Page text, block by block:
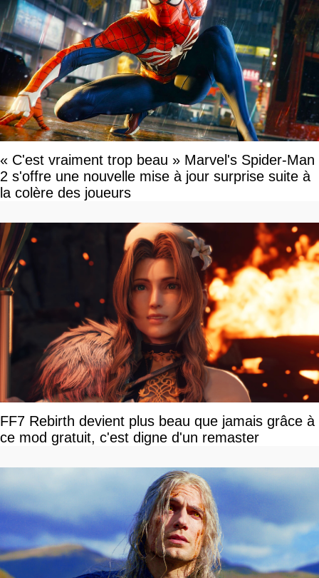
« C'est vraiment trop beau » Marvel's Spider-Man
2 s'offre une nouvelle mise à jour surprise suite à
la colère des joueurs
FF7 Rebirth devient plus beau que jamais grâce à
ce mod gratuit, c'est digne d'un remaster